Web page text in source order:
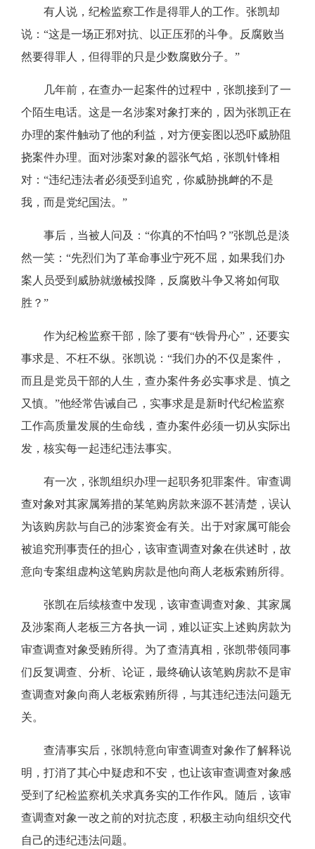
有人说，纪检监察工作是得罪人的工作。张凯却
说：“这是一场正邪对抗、以正压邪的斗争。反腐败当
然要得罪人，但得罪的只是少数腐败分子。”
几年前，在查办一起案件的过程中，张凯接到了一
个陌生电话。这是一名涉案对象打来的，因为张凯正在
办理的案件触动了他的利益，对方便妄图以恐吓威胁阻
挠案件办理。面对涉案对象的嚣张气焰，张凯针锋相
对：“违纪违法者必须受到追究，你威胁挑衅的不是
我，而是党纪国法。”
事后，当被人问及：“你真的不怕吗？”张凯总是淡
然一笑：“先烈们为了革命事业宁死不屈，如果我们办
案人员受到威胁就缴械投降，反腐败斗争又将如何取
胜？”
作为纪检监察干部，除了要有“铁骨丹心”，还要实
事求是、不枉不纵。张凯说：“我们办的不仅是案件，
而且是党员干部的人生，查办案件务必实事求是、慎之
又慎。”他经常告诫自己，实事求是是新时代纪检监察
工作高质量发展的生命线，查办案件必须一切从实际出
发，核实每一起违纪违法事实。
有一次，张凯组织办理一起职务犯罪案件。审查调
查对象对其家属筹措的某笔购房款来源不甚清楚，误认
为该购房款与自己的涉案资金有关。出于对家属可能会
被追究刑事责任的担心，该审查调查对象在供述时，故
意向专案组虚构这笔购房款是他向商人老板索贿所得。
张凯在后续核查中发现，该审查调查对象、其家属
及涉案商人老板三方各执一词，难以证实上述购房款为
审查调查对象受贿所得。为了查清真相，张凯带领同事
们反复调查、分析、论证，最终确认该笔购房款不是审
查调查对象向商人老板索贿所得，与其违纪违法问题无
关。
查清事实后，张凯特意向审查调查对象作了解释说
明，打消了其心中疑虑和不安，也让该审查调查对象感
受到了纪检监察机关求真务实的工作作风。随后，该审
查调查对象一改之前的对抗态度，积极主动向组织交代
自己的违纪违法问题。